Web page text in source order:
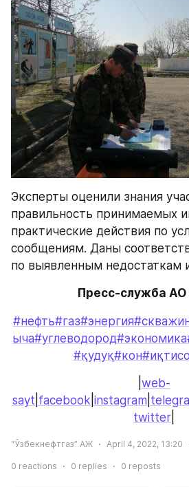
Эксперты оценили знания
правильность принимаемых
практические действия по
сообщениям. Даны
по выявленным недостаткам
Пресс-служба АО
#нефть#газ#энергия
ыча#углеводород#экономика
#қудуқ#кон
web-
sayt facebook instagram
twitter
“Ўзбекнефтгаз” АЖ April 4, 2022, 13:20
0 reactions 0 replies 0 reposts